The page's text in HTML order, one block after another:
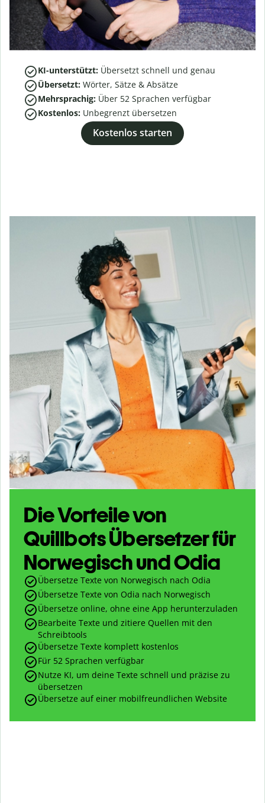
KI-unterstützt: Übersetzt schnell und genau
Übersetzt: Wörter, Sätze & Absätze
Mehrsprachig: Über 52 Sprachen verfügbar
Kostenlos: Unbegrenzt übersetzen
Kostenlos starten
Die Vorteile von
Quillbots Übersetzer für
Norwegisch und Odia
Übersetze Texte von Norwegisch nach Odia
Übersetze Texte von Odia nach Norwegisch
Übersetze online, ohne eine App herunterzuladen
Bearbeite Texte und zitiere Quellen mit den
Schreibtools
Übersetze Texte komplett kostenlos
Für 52 Sprachen verfügbar
Nutze KI, um deine Texte schnell und präzise zu
übersetzen
Übersetze auf einer mobilfreundlichen Website